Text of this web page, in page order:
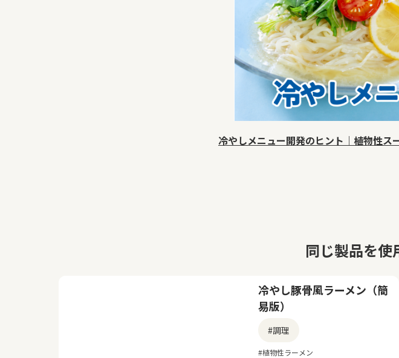
冷やしメニュー開発のヒント｜植物性ス
同じ製品を使
冷やし豚骨風ラーメン（簡
易版）
#調理
#植物性ラーメン